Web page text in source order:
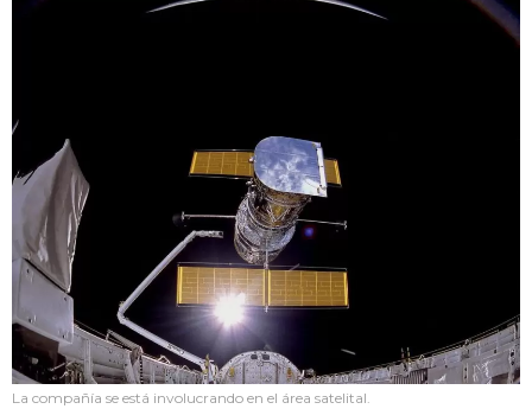
La compañía se está involucrando en el área satelital.